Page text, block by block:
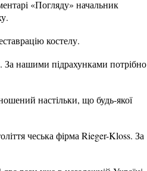
«Погляду» начальник
костелу.
нашими підрахунками потрібно
настільки, що будь-якої
чеська фірма Rieger-Kloss. За